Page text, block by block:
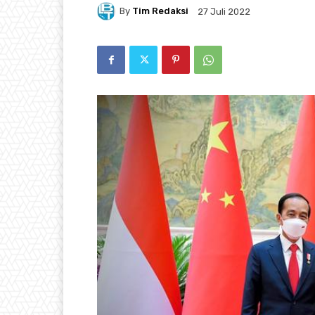
By Tim Redaksi 27 Juli 2022